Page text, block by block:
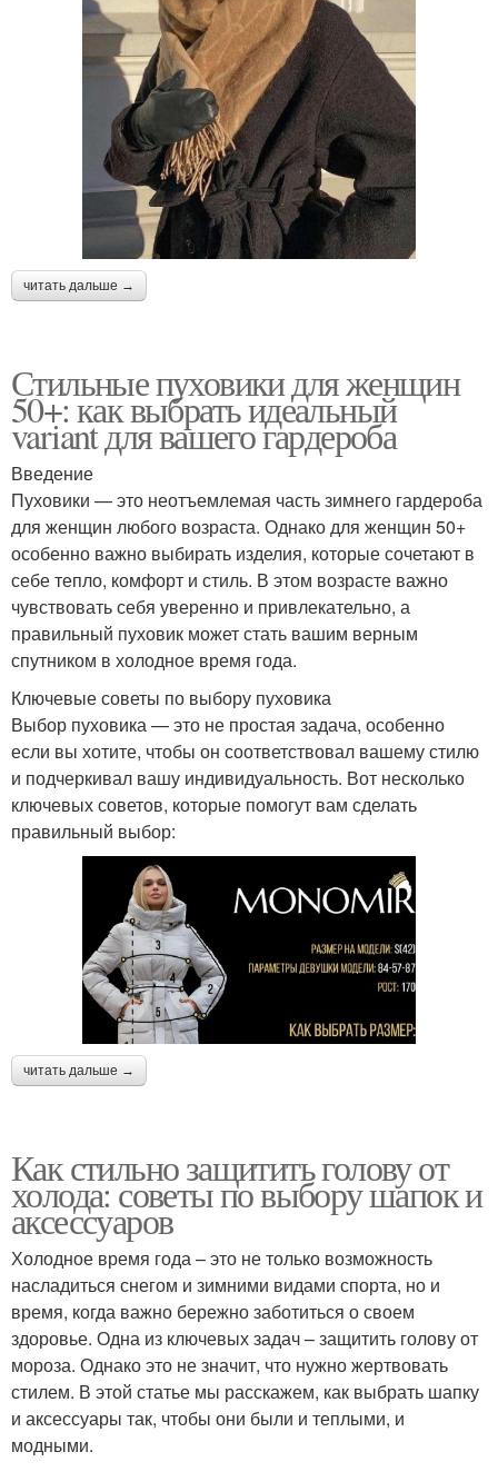
читать дальше →
Стильные пуховики для женщин
50+: как выбрать идеальный
variant для вашего гардероба
Введение
Пуховики — это неотъемлемая часть зимнего гардероба
для женщин любого возраста. Однако для женщин 50+
особенно важно выбирать изделия, которые сочетают в
себе тепло, комфорт и стиль. В этом возрасте важно
чувствовать себя уверенно и привлекательно, а
правильный пуховик может стать вашим верным
спутником в холодное время года.
Ключевые советы по выбору пуховика
Выбор пуховика — это не простая задача, особенно
если вы хотите, чтобы он соответствовал вашему стилю
и подчеркивал вашу индивидуальность. Вот несколько
ключевых советов, которые помогут вам сделать
правильный выбор:
читать дальше →
Как стильно защитить голову от
холода: советы по выбору шапок и
аксессуаров
Холодное время года – это не только возможность
насладиться снегом и зимними видами спорта, но и
время, когда важно бережно заботиться о своем
здоровье. Одна из ключевых задач – защитить голову от
мороза. Однако это не значит, что нужно жертвовать
стилем. В этой статье мы расскажем, как выбрать шапку
и аксессуары так, чтобы они были и теплыми, и
модными.